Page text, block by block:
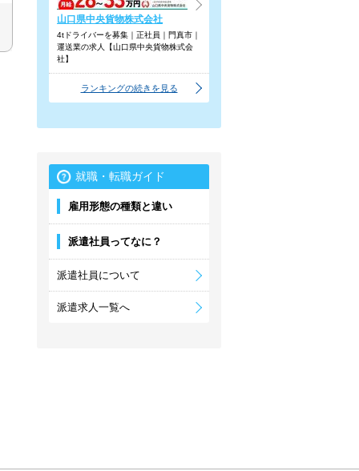
山口県中央貨物株式会社
4tドライバーを募集｜正社員｜門真市｜
運送業の求人【山口県中央貨物株式会
社】
ランキングの続きを見る
就職・転職ガイド
雇用形態の種類と違い
派遣社員ってなに？
派遣社員について
派遣求人一覧へ